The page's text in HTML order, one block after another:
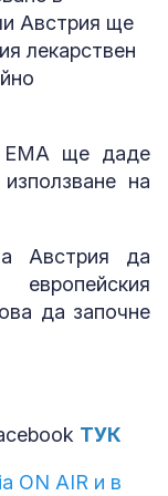
Австрия ще
лекарствен
ЕМА ще даде
на
Австрия да
да започне
ТУК
ON AIR и в